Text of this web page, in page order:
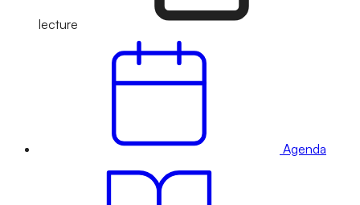
lecture
Agenda